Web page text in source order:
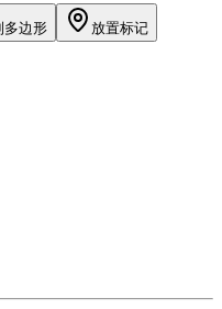
多边形 放置标记